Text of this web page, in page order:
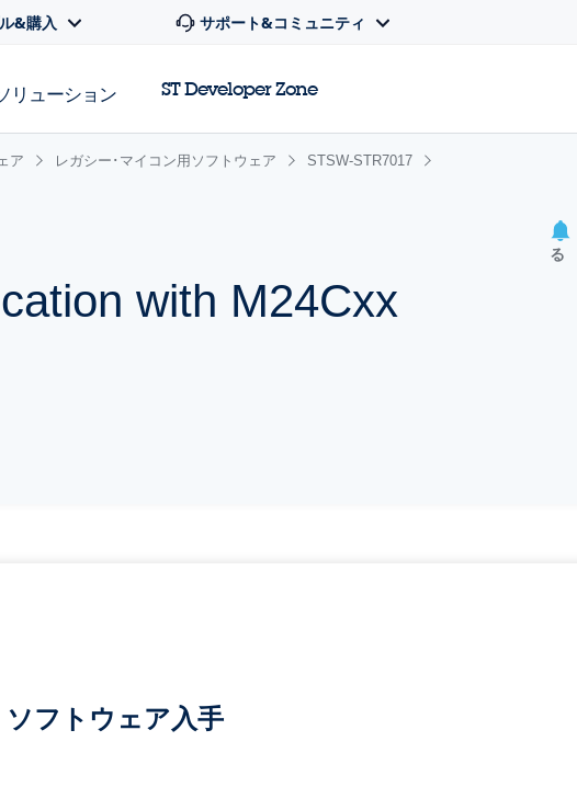
&購入 サポート&コミュニティ
リューション ST Developer Zone
ア レガシー･マイコン用ソフトウェア STSW-STR7017
with M24Cxx
る
ソフトウェア入手